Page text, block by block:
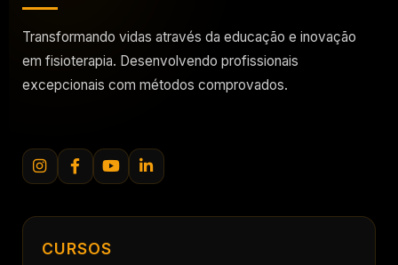
Transformando vidas através da educação e inovação
em fisioterapia. Desenvolvendo profissionais
excepcionais com métodos comprovados.
CURSOS